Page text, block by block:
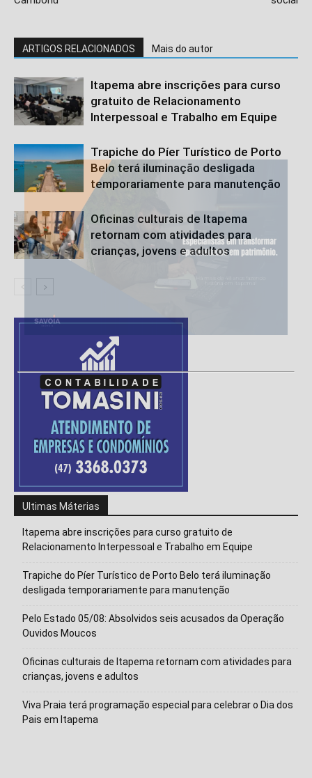
ARTIGOS RELACIONADOS Mais do autor
Itapema abre inscrições para curso
gratuito de Relacionamento
Interpessoal e Trabalho em Equipe
Trapiche do Píer Turístico de Porto
Belo terá iluminação desligada
temporariamente para manutenção
Oficinas culturais de Itapema
retornam com atividades para
crianças, jovens e adultos
Ultimas Máterias
Itapema abre inscrições para curso gratuito de
Relacionamento Interpessoal e Trabalho em Equipe
Trapiche do Píer Turístico de Porto Belo terá iluminação
desligada temporariamente para manutenção
Pelo Estado 05/08: Absolvidos seis acusados da Operação
Ouvidos Moucos
Oficinas culturais de Itapema retornam com atividades para
crianças, jovens e adultos
Viva Praia terá programação especial para celebrar o Dia dos
Pais em Itapema